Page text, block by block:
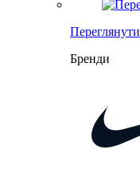
Бренди